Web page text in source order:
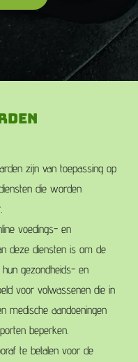
zijn van toepassing op
die worden
voedings- en
deze diensten is om de
gezondheids- en
voor volwassenen die in
medische aandoeningen
beperken.
te betalen voor de